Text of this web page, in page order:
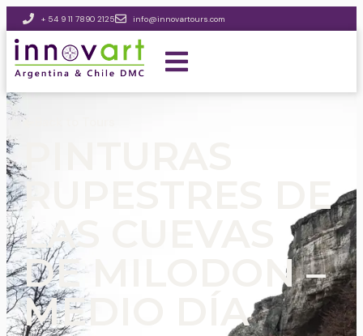
+ 54 9 11 7890 2125 info@innovartours.com
PINTURAS
RUPESTRES DE
LAS CUEVAS
DE MILODON –
MEDIO DÍA